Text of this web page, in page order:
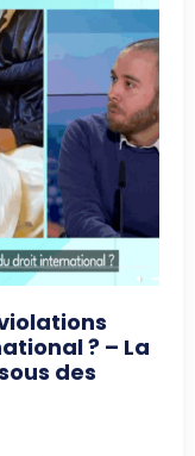
? – La
des